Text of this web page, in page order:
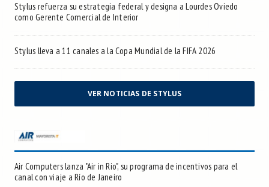
Stylus refuerza su estrategia federal y designa a Lourdes Oviedo
como Gerente Comercial de Interior
Stylus lleva a 11 canales a la Copa Mundial de la FIFA 2026
VER NOTICIAS DE STYLUS
Air Computers lanza "Air in Rio", su programa de incentivos para el
canal con viaje a Río de Janeiro